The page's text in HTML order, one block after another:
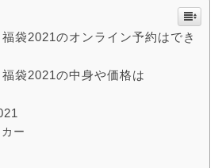
袋2021のオンライン予約はでき
袋2021の中身や価格は
ー